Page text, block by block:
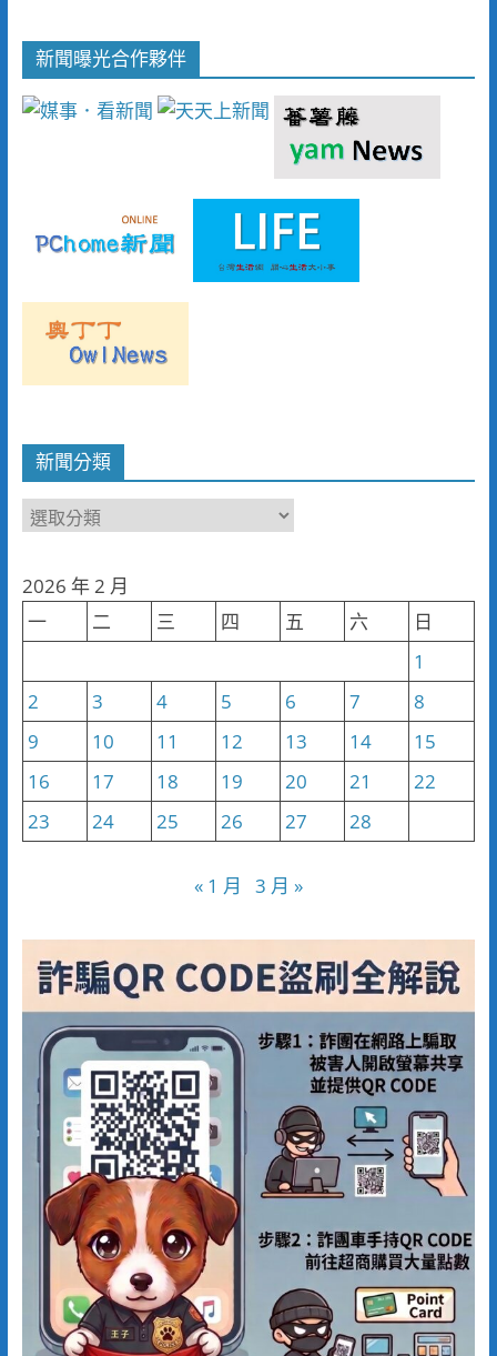
新聞曝光合作夥伴
新聞分類
新
類
2026 年 2 月
一
二 三 四 五 六
日
1
2
3 4 5 6 7
8
9
10 11 12 13 14
15
16
17 18 19 20 21
22
23
24 25 26 27 28
« 1 月 3 月 »